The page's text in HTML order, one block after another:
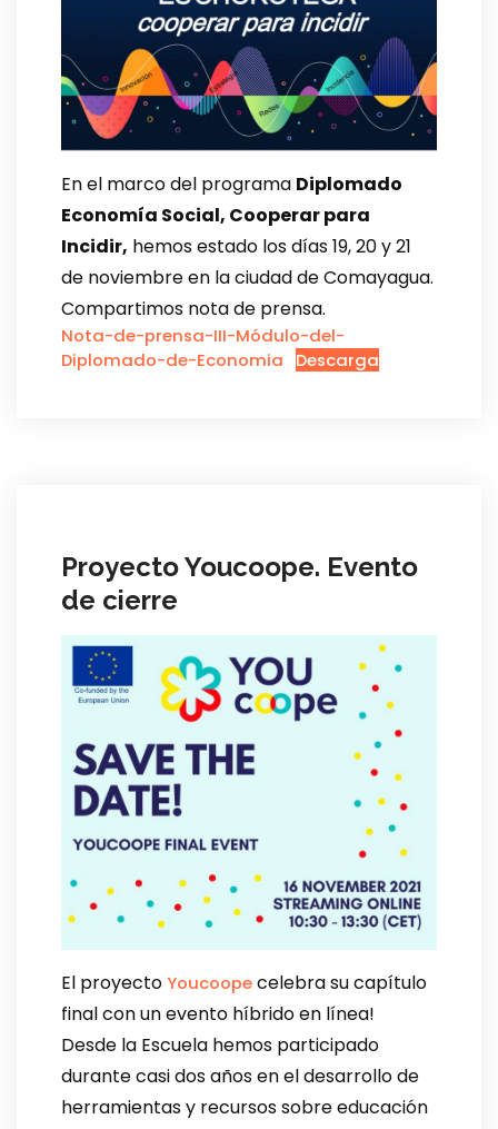
En el marco del programa Diplomado
Economía Social, Cooperar para
Incidir, hemos estado los días 19, 20 y 21
de noviembre en la ciudad de Comayagua.
Compartimos nota de prensa.
Nota-de-prensa-III-Módulo-del-
Diplomado-de-Economia
Descarga
Proyecto Youcoope. Evento
de cierre
El proyectoYoucoopecelebra su capítulo
final con un evento híbrido en línea!
Desde la Escuela hemos participado
durante casi dos años en el desarrollo de
herramientas y recursos sobre educación